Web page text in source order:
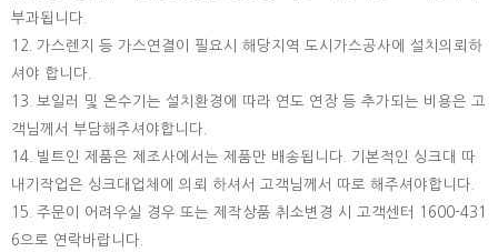
부과됩니다.
12. 가스렌지 등 가스연결이 필요시 해당지역 도시가스공사에 설치의뢰하
셔야 합니다.
13. 보일러 및 온수기는 설치환경에 따라 연도 연장 등 추가되는 비용은 고
객님께서 부담해주셔야합니다.
14. 빌트인 제품은 제조사에서는 제품만 배송됩니다. 기본적인 싱크대 따
내기작업은 싱크대업체에 의뢰 하셔서 고객님께서 따로 해주셔야합니다.
15. 주문이 어려우실 경우 또는 제작상품 취소변경 시 고객센터 1600-431
6으로 연락바랍니다.